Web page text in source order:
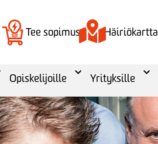
Tee sopimus Häiriökartta
Opiskelijoille Yrityksille